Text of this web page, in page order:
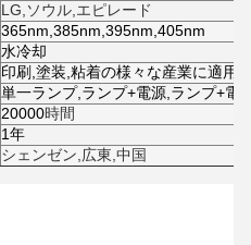
LG,ソウル,エピレード
365nm,385nm,395nm,405nm
水冷却
印刷,塗装,粘着の様々な産業に適用
単一ランプ,ランプ+電源,ランプ+電
20000時間
1年
シェンゼン,広東,中国